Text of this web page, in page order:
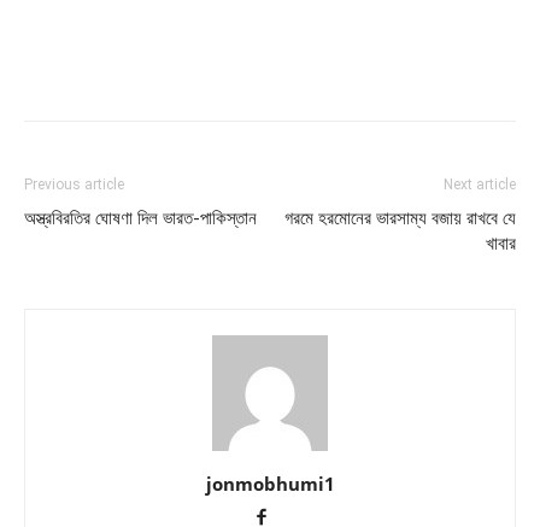
Previous article
অস্ত্রবিরতির ঘোষণা দিল ভারত-পাকিস্তান
Next article
গরমে হরমোনের ভারসাম্য বজায় রাখবে যে
খাবার
jonmobhumi1